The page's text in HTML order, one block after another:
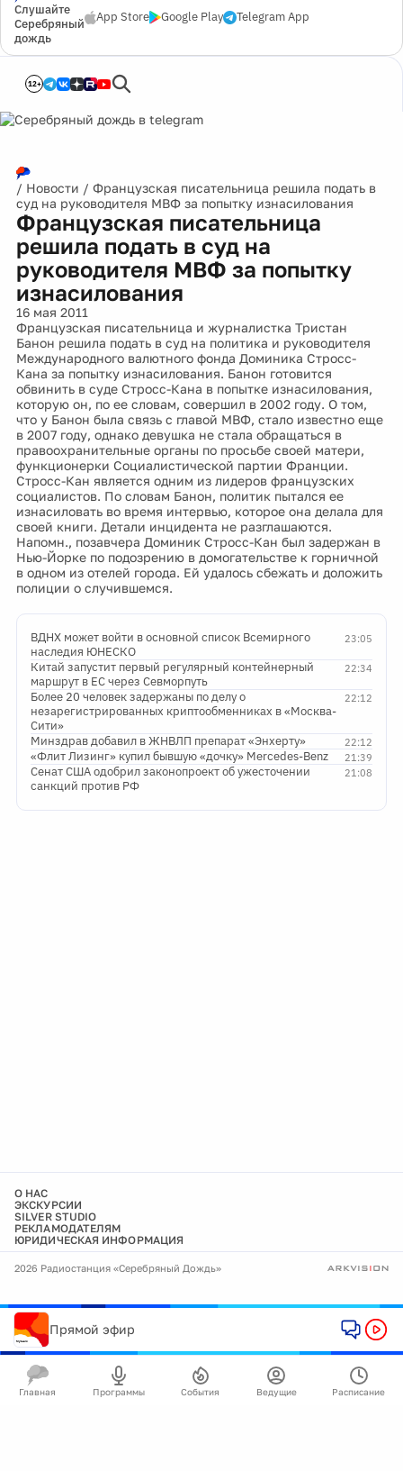
Слушайте
Серебряный
дождь
App Store Google Play Telegram App
12+
/ Новости / Французская писательница решила подать в
суд на руководителя МВФ за попытку изнасилования
Французская писательница
решила подать в суд на
руководителя МВФ за попытку
изнасилования
16 мая 2011
Французская писательница и журналистка Тристан
Банон решила подать в суд на политика и руководителя
Международного валютного фонда Доминика Стросс-
Кана за попытку изнасилования. Банон готовится
обвинить в суде Стросс-Кана в попытке изнасилования,
которую он, по ее словам, совершил в 2002 году. О том,
что у Банон была связь с главой МВФ, стало известно еще
в 2007 году, однако девушка не стала обращаться в
правоохранительные органы по просьбе своей матери,
функционерки Социалистической партии Франции.
Стросс-Кан является одним из лидеров французских
социалистов. По словам Банон, политик пытался ее
изнасиловать во время интервью, которое она делала для
своей книги. Детали инцидента не разглашаются.
Напомн., позавчера Доминик Стросс-Кан был задержан в
Нью-Йорке по подозрению в домогательстве к горничной
в одном из отелей города. Ей удалось сбежать и доложить
полиции о случившемся.
23:05
ВДНХ может войти в основной список Всемирного
наследия ЮНЕСКО
22:34
Китай запустит первый регулярный контейнерный
маршрут в ЕС через Севморпуть
22:12
Более 20 человек задержаны по делу о
незарегистрированных криптообменниках в «Москва-
Сити»
22:12
Минздрав добавил в ЖНВЛП препарат «Энхерту»
21:39
«Флит Лизинг» купил бывшую «дочку» Mercedes-Benz
21:08
Сенат США одобрил законопроект об ужесточении
санкций против РФ
О НАС
ЭКСКУРСИИ
SILVER STUDIO
РЕКЛАМОДАТЕЛЯМ
ЮРИДИЧЕСКАЯ ИНФОРМАЦИЯ
2026 Радиостанция «Серебряный Дождь»
Прямой эфир
Главная Программы События Ведущие Расписание